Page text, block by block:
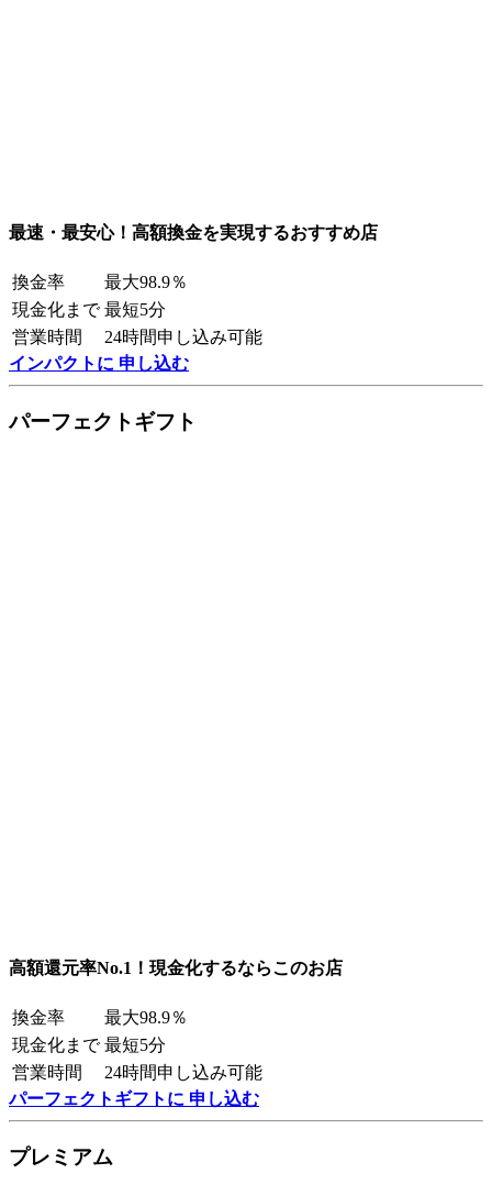
最速・最安心！高額換金を実現するおすすめ店
換金率
最大98.9％
現金化まで 最短5分
営業時間
24時間申し込み可能
インパクトに 申し込む
パーフェクトギフト
高額還元率No.1！現金化するならこのお店
換金率
最大98.9％
現金化まで 最短5分
営業時間
24時間申し込み可能
パーフェクトギフトに 申し込む
プレミアム